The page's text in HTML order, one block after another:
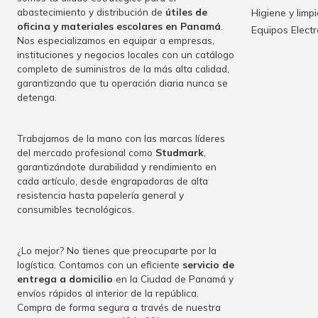
abastecimiento y distribución de útiles de
oficina y materiales escolares en Panamá
Nos especializamos en equipar a empresas,
instituciones y negocios locales con un catálogo
completo de suministros de la más alta calidad,
garantizando que tu operación diaria nunca se
detenga.
Trabajamos de la mano con las marcas líderes
del mercado profesional como Studmark
garantizándote durabilidad y rendimiento en
cada artículo, desde engrapadoras de alta
resistencia hasta papelería general y
consumibles tecnológicos.
¿Lo mejor? No tienes que preocuparte por la
logística. Contamos con un eficiente servicio de
entrega a domicilio en la Ciudad de Panamá y
envíos rápidos al interior de la república.
Compra de forma segura a través de nuestra
Higiene y
Equipos